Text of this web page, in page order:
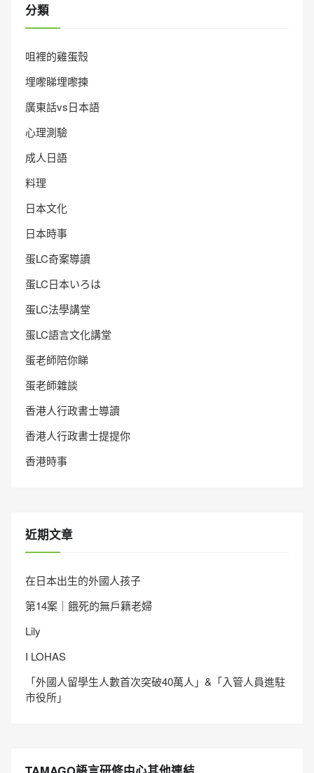
分類
咀裡的雞蛋殼
埋嚟睇埋嚟揀
廣東話vs日本語
心理測驗
成人日語
料理
日本文化
日本時事
蛋LC奇案導讀
蛋LC日本いろは
蛋LC法學講堂
蛋LC語言文化講堂
蛋老師陪你睇
蛋老師雜談
香港人行政書士導讀
香港人行政書士提提你
香港時事
近期文章
在日本出生的外國人孩子
第14案｜餓死的無戶籍老婦
Lily
I LOHAS
「外國人留學生人數首次突破40萬人」&「入管人員進駐
市役所」